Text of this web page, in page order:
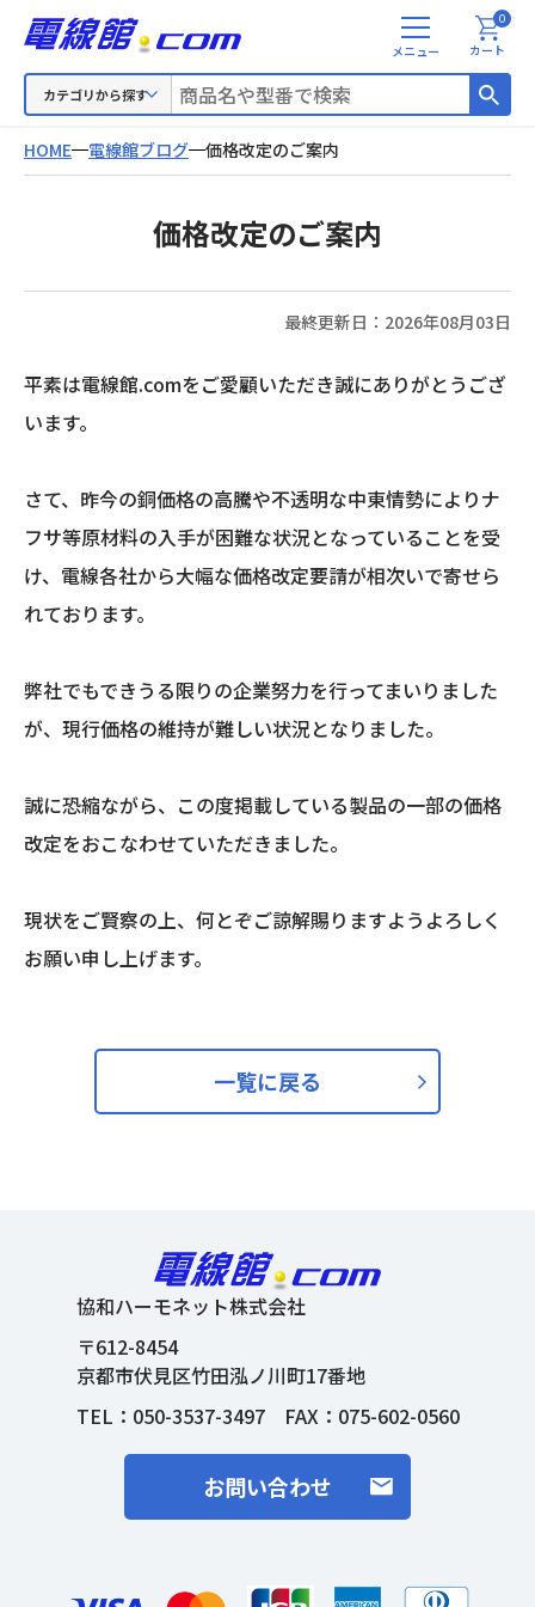
カテゴリから探す
メ
ニ
カート
0
HOME 電線館ブログ 価格改定のご案内
価格改定のご案内
最終更新日： 2026年08月03日
平素は電線館.comをご愛顧いただき誠にありがとうござ
います。
さて、昨今の銅価格の高騰や不透明な中東情勢によりナ
フサ等原材料の入手が困難な状況となっていることを受
け、電線各社から大幅な価格改定要請が相次いで寄せら
れております。
弊社でもできうる限りの企業努力を行ってまいりました
が、現行価格の維持が難しい状況となりました。
誠に恐縮ながら、この度掲載している製品の一部の価格
改定をおこなわせていただきました。
現状をご賢察の上、何とぞご諒解賜りますようよろしく
お願い申し上げます。
一覧に戻る
協和ハーモネット株式会社
〒612-8454
京都市伏見区竹田泓ノ川町17番地
TEL： 050-3537-3497FAX：075-602-0560
お問い合わせ